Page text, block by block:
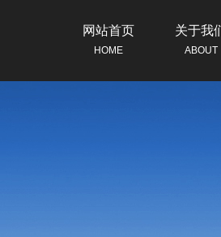
网站首页
HOME
关于我
ABOUT